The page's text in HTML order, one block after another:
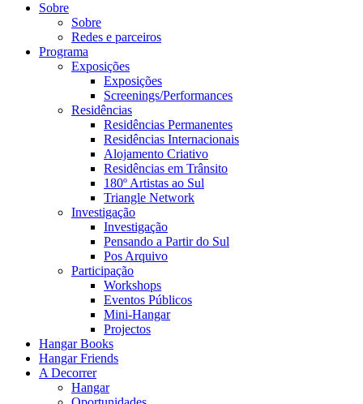
Sobre
Sobre
Redes e parceiros
Programa
Exposições
Exposições
Screenings/Performances
Residências
Residências Permanentes
Residências Internacionais
Alojamento Criativo
Residências em Trânsito
180º Artistas ao Sul
Triangle Network
Investigação
Investigação
Pensando a Partir do Sul
Pos Arquivo
Participação
Workshops
Eventos Públicos
Mini-Hangar
Projectos
Hangar Books
Hangar Friends
A Decorrer
Hangar